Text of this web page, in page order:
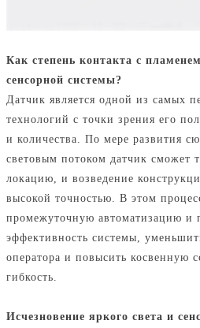
Как степень контакта с
сенсорной системы?
Датчик является одной из самых
технологий с точки зрения его
и количества. По мере развития
световым потоком датчик сможет
локацию, и возведение
высокой точностью. В этом
промежуточную автоматизацию и
эффективность системы,
оператора и повысить косвенную
гибкость.
Исчезновение яркого света и